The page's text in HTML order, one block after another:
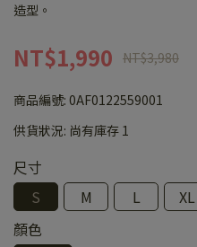
造型。
NT$1,990 NT$3,980
商品編號: 0AF0122559001
供貨狀況: 尚有庫存 1
尺寸
S
M L
XL
顏色